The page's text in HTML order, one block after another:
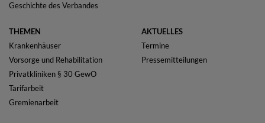
Geschichte des Verbandes
THEMEN
Krankenhäuser
Vorsorge und Rehabilitation
Privatkliniken § 30 GewO
Tarifarbeit
Gremienarbeit
AKTUELLES
Termine
Pressemitteilungen